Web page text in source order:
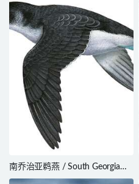
南乔治亚鹈燕 / South Georgia
Diving Petrel / Pelecanoides